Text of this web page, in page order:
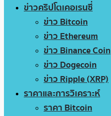
ข่าวคริปโตเคอเรนซี่
ข่าว Bitcoin
ข่าว Ethereum
ข่าว Binance Coin
ข่าว Dogecoin
ข่าว Ripple (XRP)
ราคาและการวิเคราะห์
ราคา Bitcoin